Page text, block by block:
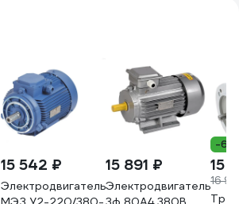
15 542 ₽
Электродвигатель
15 891 ₽
Электродвигатель
-6%
15
16